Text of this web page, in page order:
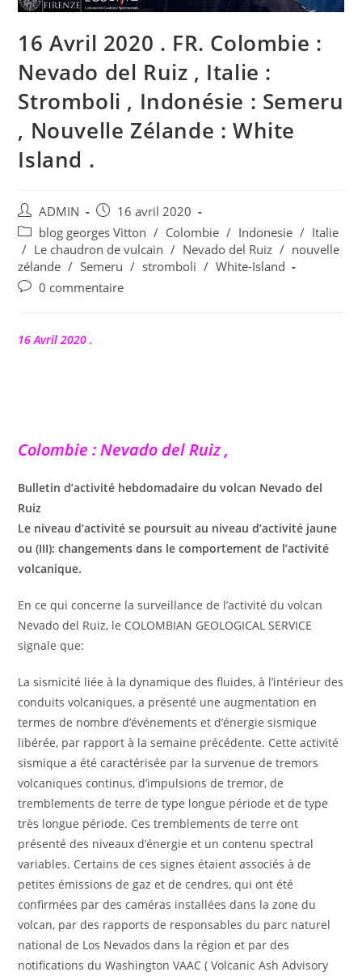
16 Avril 2020 . FR. Colombie :
Nevado del Ruiz , Italie :
Stromboli , Indonésie : Semeru
, Nouvelle Zélande : White
Island .
Auteur/autrice
de
la
publication :
ADMIN
Publication
publiée :
16 avril 2020
Post
category:
blog georges Vitton / Colombie / Indonesie / Italie
/ Le chaudron de vulcain / Nevado del Ruiz / nouvelle
zélande / Semeru / stromboli / White-Island
Commentaires
publication :
0 commentaire
16 Avril 2020 .
Colombie : Nevado del Ruiz ,
Bulletin d’activité hebdomadaire du volcan Nevado del
Ruiz
Le niveau d’activité se poursuit au niveau d’activité jaune
ou (III): changements dans le comportement de l’activité
volcanique.
En ce qui concerne la surveillance de l’activité du volcan
Nevado del Ruiz, le COLOMBIAN GEOLOGICAL SERVICE
signale que:
La sismicité liée à la dynamique des fluides, à l’intérieur des
conduits volcaniques, a présenté une augmentation en
termes de nombre d’événements et d’énergie sismique
libérée, par rapport à la semaine précédente. Cette activité
sismique a été caractérisée par la survenue de tremors
volcaniques continus, d’impulsions de tremor, de
tremblements de terre de type longue période et de type
très longue période. Ces tremblements de terre ont
présenté des niveaux d’énergie et un contenu spectral
variables. Certains de ces signes étaient associés à de
petites émissions de gaz et de cendres, qui ont été
confirmées par des caméras installées dans la zone du
volcan, par des rapports de responsables du parc naturel
national de Los Nevados dans la région et par des
notifications du Washington VAAC ( Volcanic Ash Advisory